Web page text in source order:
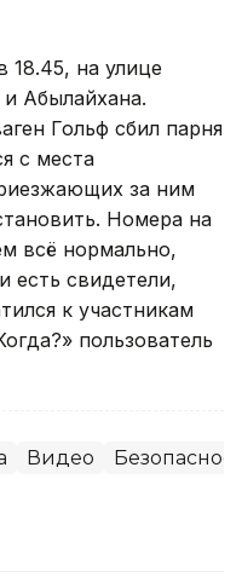
18.45, на улице
Абылайхана.
Гольф сбил парня
с места
за ним
Номера на
всё нормально,
есть свидетели,
к участникам
пользователь
Видео